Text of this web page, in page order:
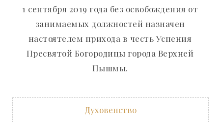
1 сентября 2019 года без освобождения от
занимаемых должностей назначен
настоятелем прихода в честь Успения
Пресвятой Богородицы города Верхней
Пышмы.
Духовенство